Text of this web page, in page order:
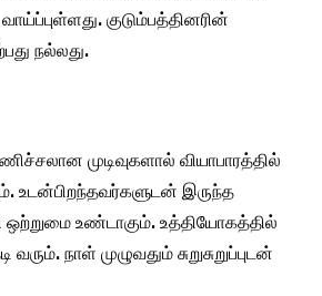
குடும்பத்தினரின்
நல்லது.
முடிவுகளால் வியாபாரத்தில்
உடன்பிறந்தவர்களுடன் இருந்த
உண்டாகும். உத்தியோகத்தில்
வரும். நாள் முழுவதும் சுறுசுறுப்புடன்